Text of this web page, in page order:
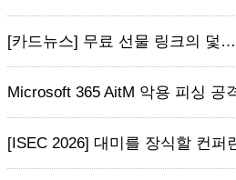
[카드뉴스] 무료 선물 링크의 덫
Microsoft 365 AitM 악용 피싱 공
[ISEC 2026] 대미를 장식할 컨퍼